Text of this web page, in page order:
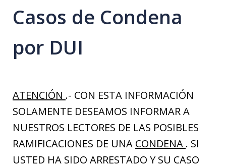
Casos de Condena
por DUI
ATENCIÓN .- CON ESTA INFORMACIÓN
SOLAMENTE DESEAMOS INFORMAR A
NUESTROS LECTORES DE LAS POSIBLES
RAMIFICACIONES DE UNA CONDENA . SI
USTED HA SIDO ARRESTADO Y SU CASO